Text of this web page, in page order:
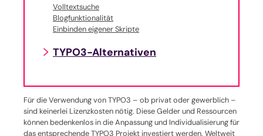
Volltextsuche
Blogfunktionalität
Einbinden eigener Skripte
TYPO3-Alternativen
Für die Verwendung von TYPO3 – ob privat oder gewerblich –
sind keinerlei Lizenzkosten nötig. Diese Gelder und Ressourcen
können bedenkenlos in die Anpassung und Individualisierung für
das entsprechende TYPO3 Projekt investiert werden. Weltweit